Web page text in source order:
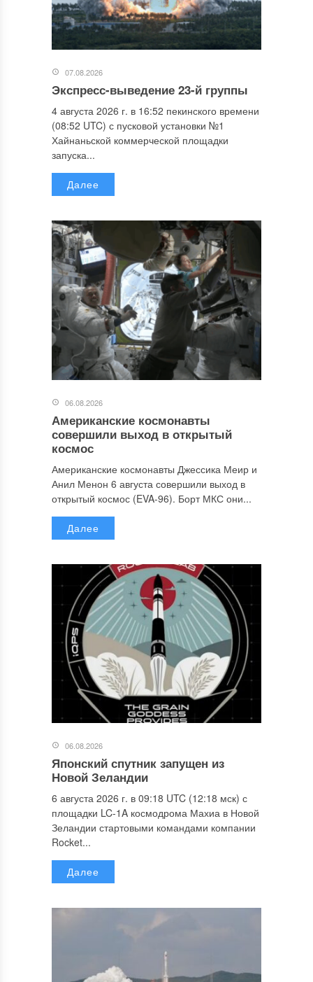
07.08.2026
Экспресс-выведение 23-й группы
4 августа 2026 г. в 16:52 пекинского времени
(08:52 UTC) с пусковой установки №1
Хайнаньской коммерческой площадки
запуска...
Далее
06.08.2026
Американские космонавты
совершили выход в открытый
космос
Американские космонавты Джессика Меир и
Анил Менон 6 августа совершили выход в
открытый космос (EVA-96). Борт МКС они...
Далее
06.08.2026
Японский спутник запущен из
Новой Зеландии
6 августа 2026 г. в 09:18 UTC (12:18 мск) с
площадки LC-1A космодрома Махиа в Новой
Зеландии стартовыми командами компании
Rocket...
Далее